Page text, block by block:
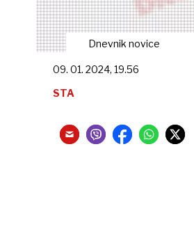
Dnevnik novice
09. 01. 2024, 19.56
STA